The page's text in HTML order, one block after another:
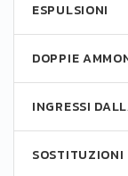
ESPULSIONI
DOPPIE
INGRESSI
SOSTITUZIONI